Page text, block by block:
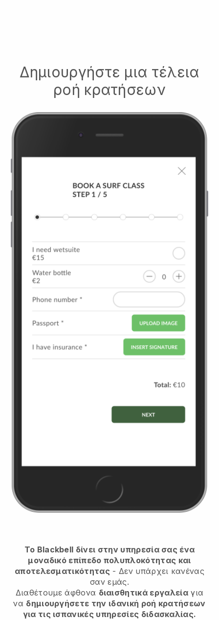
Δημιουργήστε μια τέλεια
ροή κρατήσεων
Το Blackbell δίνει στην υπηρεσία σας ένα
μοναδικό επίπεδο πολυπλοκότητας και
αποτελεσματικότητας - Δεν υπάρχει κανένας
σαν εμάς.
Διαθέτουμε άφθονα διαισθητικά εργαλείαγια
να δημιουργήσετε την ιδανική ροή κρατήσεων
για τις ισπανικές υπηρεσίες διδασκαλίας.